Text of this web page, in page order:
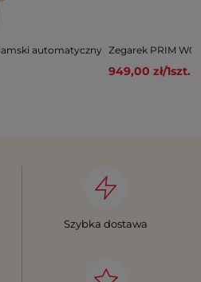
automatyczny Zegarek PRIM
949,00 zł/1szt.
Szybka dostawa